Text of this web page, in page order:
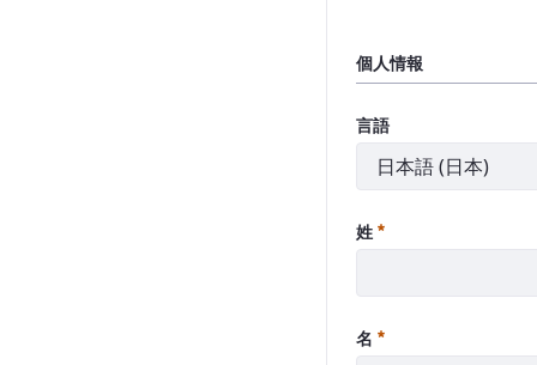
個人情報
言語
姓 必須
名 必須